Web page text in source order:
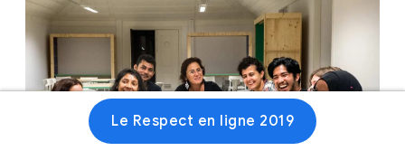
Le Respect en ligne 2019